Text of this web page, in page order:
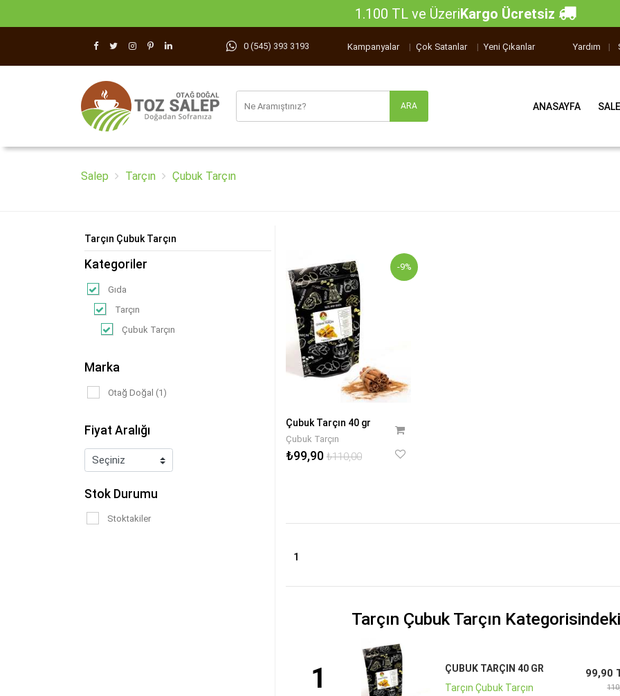
1.100 TL ve ÜzeriKargo Ücretsiz
0 (545) 393 3193 Kampanyalar | Çok Satanlar | Yeni Çıkanlar Yardım |
ANASAYFA
Salep Tarçın Çubuk Tarçın
Tarçın Çubuk Tarçın
Kategoriler
Gıda
Tarçın
Çubuk Tarçın
Marka
Otağ Doğal (1)
Fiyat Aralığı
Stok Durumu
Stoktakiler
-9%
Çubuk Tarçın 40 gr
Çubuk Tarçın
₺99,90 ₺110,00
1
Tarçın Çubuk Tarçın
1
ÇUBUK TARÇIN 40 GR
Tarçın Çubuk Tarçın
99,90